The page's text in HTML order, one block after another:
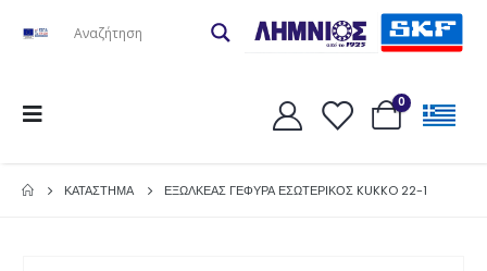
0
ΚΑΤΆΣΤΗΜΑ ΕΞΩΛΚΕΑΣ ΓΕΦΥΡΑ ΕΣΩΤΕΡΙΚΟΣ KUKKO 22-1